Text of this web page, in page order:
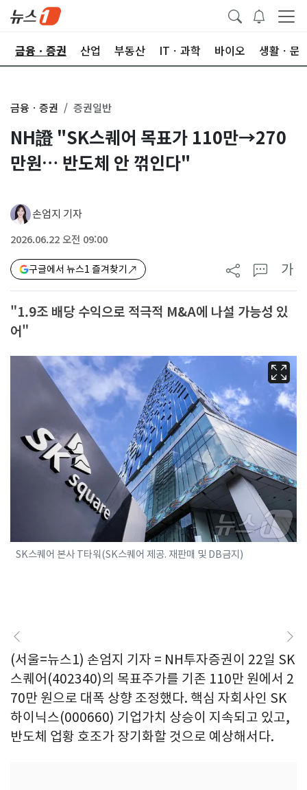
금융ㆍ증권 산업 부동산 ITㆍ과학 바이오 생활ㆍ문
금융ㆍ증권 증권일반
NH證 "SK스퀘어 목표가 110만→270
만원… 반도체 안 꺾인다"
손엄지 기자
2026.06.22 오전 09:00
구글에서 뉴스1 즐겨찾기 가
"1.9조 배당 수익으로 적극적 M&A에 나설 가능성 있
어"
SK스퀘어 본사 T타워(SK스퀘어 제공. 재판매 및 DB금지)
(서울=뉴스1) 손엄지 기자 = NH투자증권이 22일 SK
스퀘어(402340)의 목표주가를 기존 110만 원에서 2
70만 원으로 대폭 상향 조정했다. 핵심 자회사인 SK
하이닉스(000660) 기업가치 상승이 지속되고 있고,
반도체 업황 호조가 장기화할 것으로 예상해서다.